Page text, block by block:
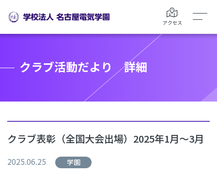
アクセス
クラブ活動だより 詳細
クラブ表彰（全国大会出場）2025年1月～3月
2025.06.25
学園